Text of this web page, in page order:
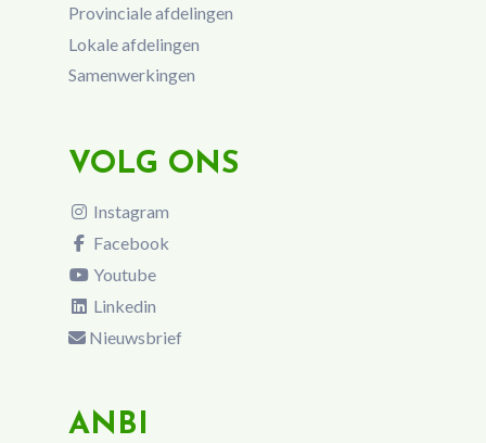
Provinciale afdelingen
Lokale afdelingen
Samenwerkingen
VOLG ONS
Instagram
Facebook
Youtube
Linkedin
Nieuwsbrief
ANBI